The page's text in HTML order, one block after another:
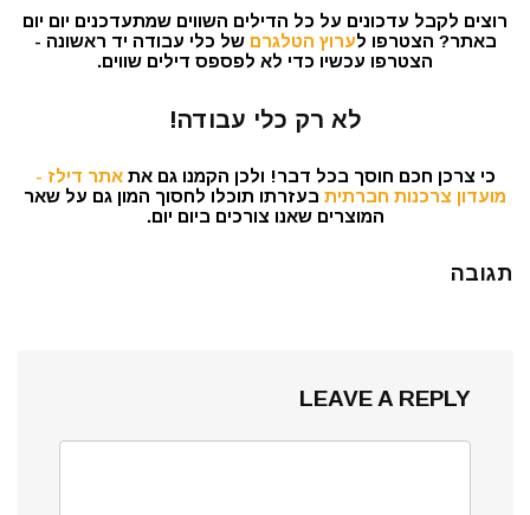
רוצים לקבל עדכונים על כל הדילים השווים שמתעדכנים יום יום
באתר? הצטרפו לערוץ הטלגרם של כלי עבודה יד ראשונה -
הצטרפו עכשיו כדי לא לפספס דילים שווים.
לא רק כלי עבודה!
כי צרכן חכם חוסך בכל דבר! ולכן הקמנו גם אתאתר דילז -
מועדון צרכנות חברתית בעזרתו תוכלו לחסוך המון גם על שאר
המוצרים שאנו צורכים ביום יום.
תגובה
LEAVE A REPLY